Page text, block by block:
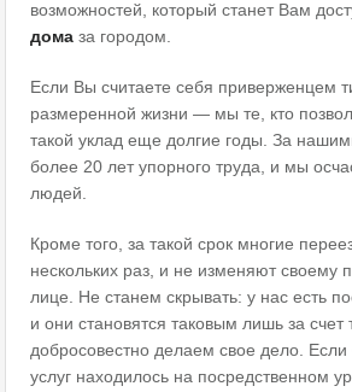
возможностей, который станет Вам
дома за городом.
Если Вы считаете себя приверженцем
размеренной жизни — мы те, кто
такой уклад еще долгие годы. За
более 20 лет упорного труда, и мы
людей.
Кроме того, за такой срок многие
нескольких раз, и не изменяют своему
лице. Не станем скрывать: у нас есть
и они становятся таковым лишь за счет
добросовестно делаем свое дело.
услуг находилось на посредственном